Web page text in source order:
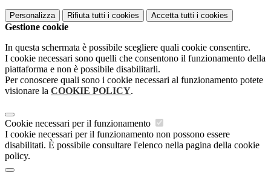
Personalizza Rifiuta tutti i cookies Accetta tutti i cookies
Gestione cookie
In questa schermata è possibile scegliere quali cookie consentire.
I cookie necessari sono quelli che consentono il funzionamento della
piattaforma e non è possibile disabilitarli.
Per conoscere quali sono i cookie necessari al funzionamento potete
visionare la COOKIE POLICY.
Cookie necessari per il funzionamento
I cookie necessari per il funzionamento non possono essere
disabilitati. È possibile consultare l'elenco nella pagina della cookie
policy.